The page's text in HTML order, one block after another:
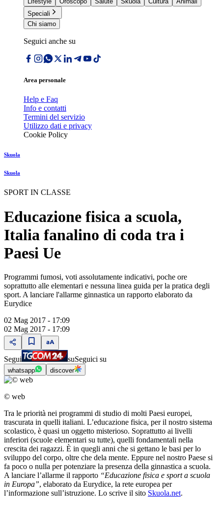
Speciali
Chi siamo
Seguici anche su
Area personale
Help e Faq
Info e contatti
Termini del servizio
Utilizzo dati e privacy
Cookie Policy
Skuola
Skuola
SPORT IN CLASSE
Educazione fisica a scuola,
Italia fanalino di coda tra i
Paesi Ue
Programmi fumosi, voti assolutamente indicativi, poche ore
soprattutto alle elementari e nessuna linea guida per la pratica degli
sport. A lanciare l'allarme ginnastica un rapporto elaborato da
Eurydice
02 Mag 2017 - 17:09
02 Mag 2017 - 17:09
Segui suSeguici su
whatsapp discover
© web
Tra le priorità nei programmi di studio di molti Paesi europei,
trascurata in quelli italiani. L’educazione fisica, per il nostro sistema
scolastico, è quasi un oggetto misterioso. Soprattutto ai livelli
inferiori (scuole elementari su tutte), quelli fondamentali nella
crescita dei ragazzi. È in quegli anni che si gettano le basi per lo
sviluppo del corpo, oltre che dela mente. Eppure nel nostro Paese si
fa poco o nulla per potenziare la presenza della ginnastica a scuola.
A lanciare l’allarme il rapporto “Educazione fisica e sport a scuola
in Europa”, elaborato da Eurydice, la rete europea per
l’informazione sull’istruzione. Lo scrive il sito Skuola.net.